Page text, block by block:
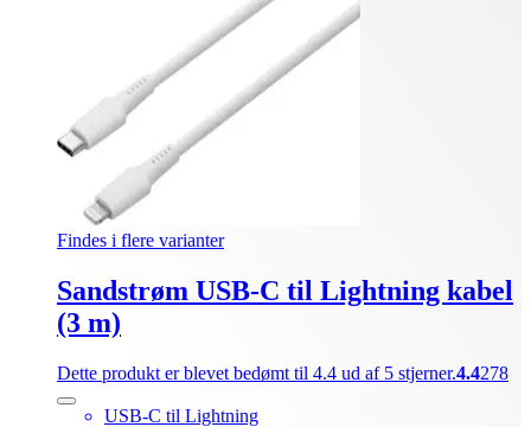
Findes i flere varianter
Sandstrøm USB-C til Lightning kabel
(3 m)
Dette produkt er blevet bedømt til 4.4 ud af 5 stjerner.4.4278
USB-C til Lightning